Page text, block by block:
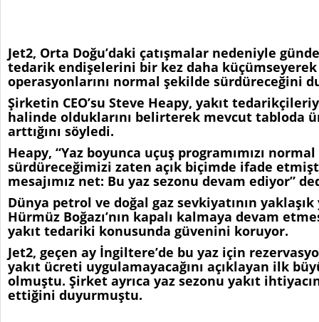
Jet2, Orta Doğu’daki çatışmalar nedeniyle
tedarik endişelerini bir kez daha
operasyonlarını normal şekilde sürdüreceğini
Şirketin CEO’su Steve Heapy, yakıt
halinde olduklarını belirterek mevcut tabloda
arttığını söyledi.
Heapy, “Yaz boyunca uçuş programımızı
sürdüreceğimizi zaten açık biçimde ifade
mesajımız net: Bu yaz sezonu devam ediyor”
Dünya petrol ve doğal gaz sevkiyatının
Hürmüz Boğazı’nın kapalı kalmaya devam
yakıt tedariki konusunda güvenini koruyor.
Jet2, geçen ay İngiltere’de bu yaz için
yakıt ücreti uygulamayacağını açıklayan ilk
olmuştu. Şirket ayrıca yaz sezonu yakıt
ettiğini duyurmuştu.